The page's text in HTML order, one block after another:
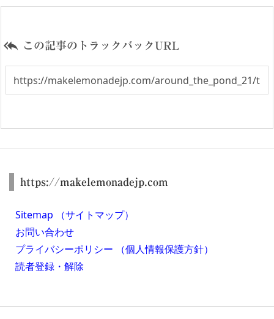
 この記事のトラックバックURL
https://makelemonadejp.com
Sitemap （サイトマップ）
お問い合わせ
プライバシーポリシー （個人情報保護方針）
読者登録・解除